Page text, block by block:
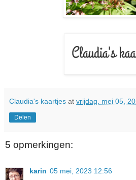
Claudia's kaartjes at vrijdag, mei 05,
Delen
5 opmerkingen:
karin 05 mei, 2023 12:56